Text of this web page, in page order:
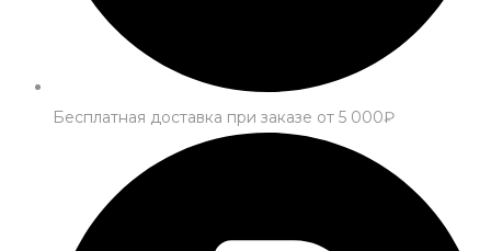
Бесплатная доставка при заказе от 5 000₽